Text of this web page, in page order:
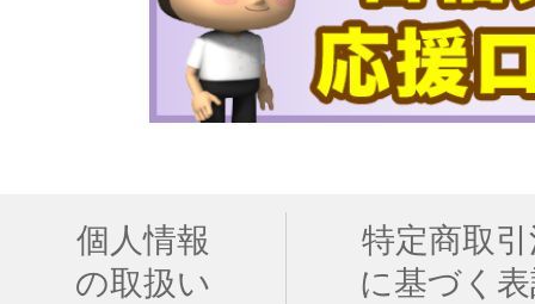
個人情報
の取扱い
特定商取
に基づく